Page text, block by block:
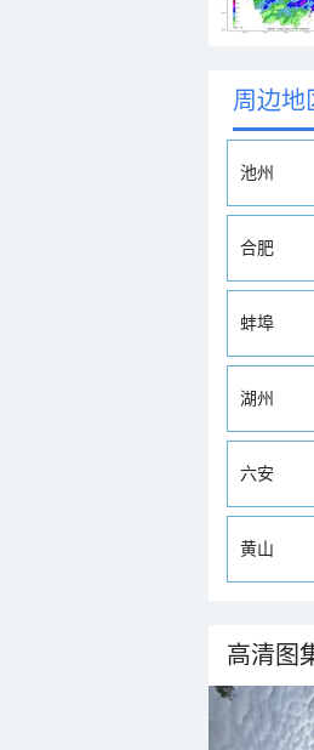
周边地
池州
合肥
蚌埠
湖州
六安
黄山
高清图